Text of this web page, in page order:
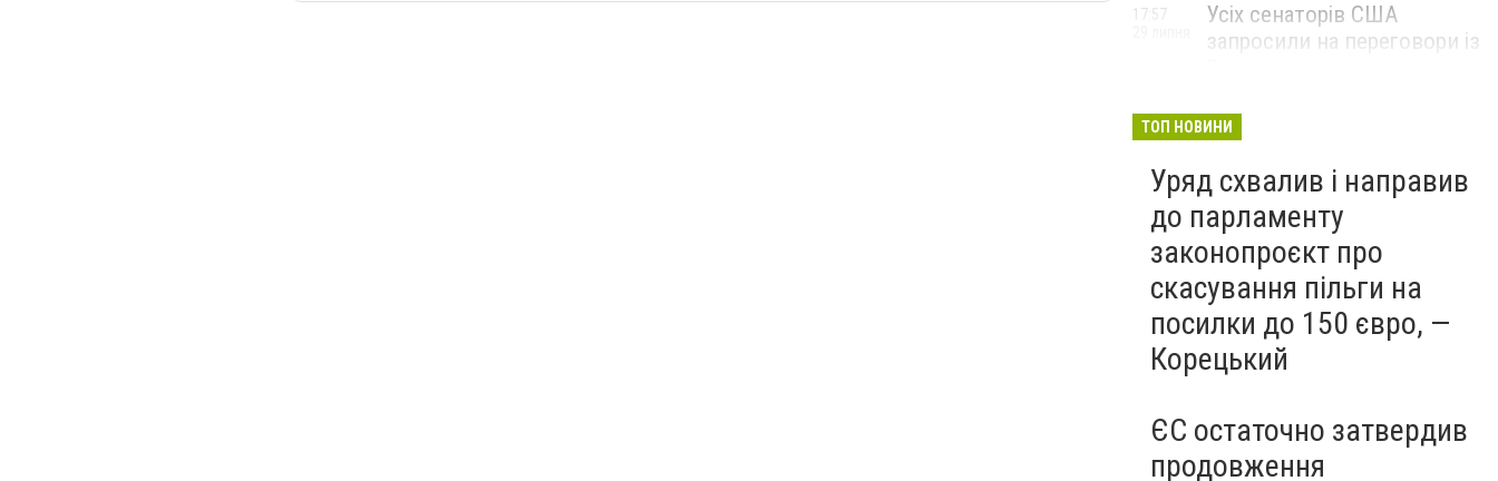
Усіх сенаторів США
запросили на переговори із
Росії, – The Hill
17:57
ТОП НОВИНИ
Уряд схвалив і направив
до парламенту
законопроєкт про
скасування пільги на
посилки до 150 євро, —
Корецький
ЄС остаточно затвердив
продовження